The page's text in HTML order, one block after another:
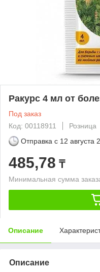
Ракурс 4 мл от
Под заказ
Код: 00118911
Розница
Отправка с 12 августа
485,78 ₸
Минимальная сумма
Описание
Описание